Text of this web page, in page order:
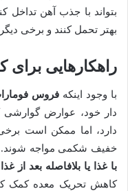
بتواند با جذب آهن تداخل
بهتر تحمل کنند و برخی
راهکارهایی
با وجود اینکه فروس
دار خود، عوارض
دارد، اما ممکن است برخی
خفیف شکمی مواجه شوند.
با غذا یا بلافاصله بعد از غذا
کاهش تحریک معده کمک